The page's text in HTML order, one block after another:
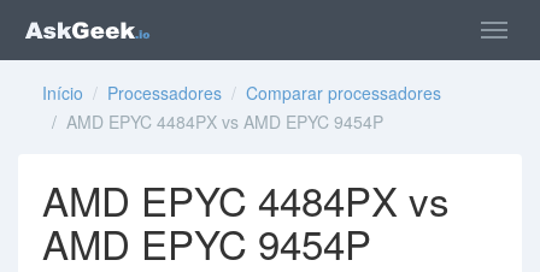
Início / Processadores / Comparar processadores
/ AMD EPYC 4484PX vs AMD EPYC 9454P
AMD EPYC 4484PX vs
AMD EPYC 9454P